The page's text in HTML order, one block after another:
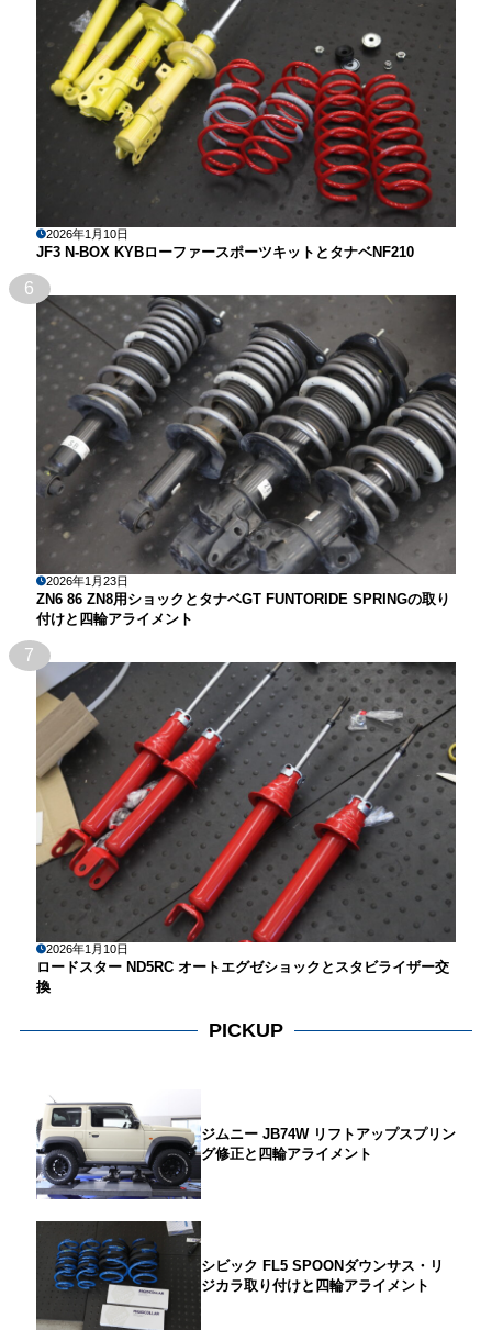
2026年1月10日
JF3 N-BOX KYBローファースポーツキットとタナベNF210
6
2026年1月23日
ZN6 86 ZN8用ショックとタナベGT FUNTORIDE SPRINGの取り
付けと四輪アライメント
7
2026年1月10日
ロードスター ND5RC オートエグゼショックとスタビライザー交
換
PICKUP
ジムニー JB74W リフトアップスプリン
グ修正と四輪アライメント
シビック FL5 SPOONダウンサス・リ
ジカラ取り付けと四輪アライメント